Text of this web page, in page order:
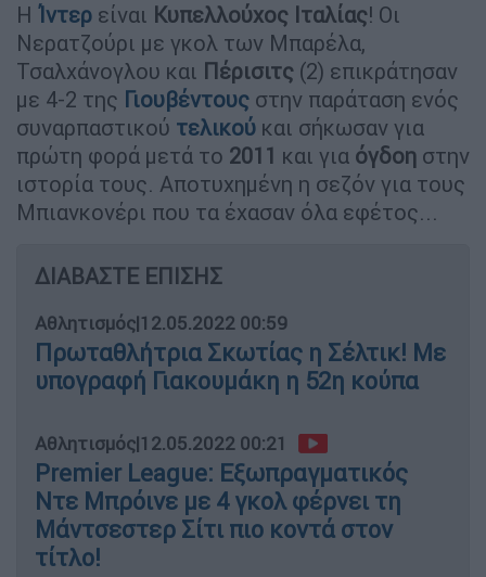
Η Ίντερ είναι Κυπελλούχος Ιταλίας! Οι
Νερατζούρι με γκολ των Μπαρέλα,
Τσαλχάνογλου και Πέρισιτς (2) επικράτησαν
με 4-2 της Γιουβέντους στην παράταση ενός
συναρπαστικού τελικού και σήκωσαν για
πρώτη φορά μετά το 2011 και για όγδοη στην
ιστορία τους. Αποτυχημένη η σεζόν για τους
Μπιανκονέρι που τα έχασαν όλα εφέτος...
ΔΙΑΒΑΣΤΕ ΕΠΙΣΗΣ
Αθλητισμός|12.05.2022 00:59
Πρωταθλήτρια Σκωτίας η Σέλτικ! Με
υπογραφή Γιακουμάκη η 52η κούπα
Αθλητισμός|12.05.2022 00:21
Premier League: Εξωπραγματικός
Ντε Μπρόινε με 4 γκολ φέρνει τη
Μάντσεστερ Σίτι πιο κοντά στον
τίτλο!